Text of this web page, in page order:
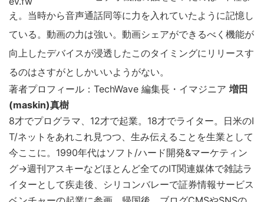
え。当時から音声通話同等に力を入れていたように記憶し
ている。動画の力は強い。動画シェアができるべく機能が
向上したデバイスが浸透したこのタイミングにリリースす
るのはさすがとしかいいようがない。
著者プロフィール：TechWave 編集長・イマジニア 増田
(maskin)真樹
8才でプログラマ、12才で起業。18才でライター。日米のI
T/ネットをあれこれ見つつ、生み伝えることを生業として
今ここに。1990年代はソフト/ハード開発&マーケティン
グ→週刊アスキーなどほとんど全てのIT関連媒体で雑誌ラ
イターとして疾走後、シリコンバレーで証券情報サービス